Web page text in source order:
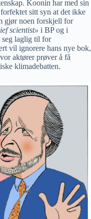
Koonin har med sin
sitt syn at det ikke
gjør noen forskjell for
scientist» i BP og i
seg laglig til for
vil ignorere hans nye bok,
aktører prøver å få
klimadebatten.